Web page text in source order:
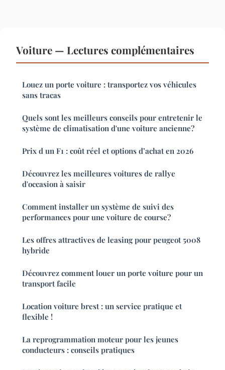
Voiture — Lectures complémentaires
Louez un porte voiture : transportez vos véhicules
sans tracas
Quels sont les meilleurs conseils pour entretenir le
système de climatisation d'une voiture ancienne?
Prix d un F1 : coût réel et options d’achat en 2026
Découvrez les meilleures voitures de rallye
d'occasion à saisir
Comment installer un système de suivi des
performances pour une voiture de course?
Les offres attractives de leasing pour peugeot 5008
hybride
Découvrez comment louer un porte voiture pour un
transport facile
Location voiture brest : un service pratique et
flexible !
La reprogrammation moteur pour les jeunes
conducteurs : conseils pratiques